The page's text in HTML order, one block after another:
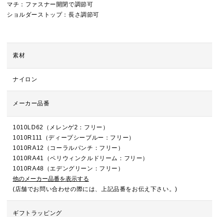
マチ：ファスナー開閉で調節可
ショルダーストップ：長さ調節可
素材
ナイロン
メーカー品番
1010LD62（メレンゲ2：フリー）
1010R111（ディープシーブルー：フリー）
1010RA12（コーラルパンチ：フリー）
1010RA41（ペリウィンクルドリーム：フリー）
1010RA48（エデングリーン：フリー）
他のメーカー品番を表示する
(店舗でお問い合わせの際には、上記品番をお伝え下さい。)
ギフトラッピング